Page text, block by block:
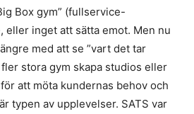
Box gym” (fullservice-
eller inget att sätta emot. Men nu
med att se ”vart det tar
stora gym skapa studios eller
att möta kundernas behov och
typen av upplevelser. SATS var